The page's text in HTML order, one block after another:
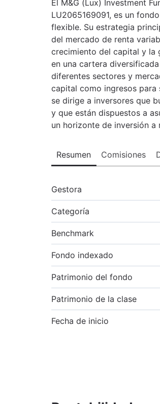
El M&G (Lux) Investment
LU2065169091, es un
flexible. Su estrategia
del mercado de renta
crecimiento del capital y la
en una cartera
diferentes sectores y
capital como ingresos para
se dirige a inversores que
y que están dispuestos a
un horizonte de inversión
Resumen Comisiones
Gestora
Categoría
Benchmark
Fondo indexado
Patrimonio del fondo
Patrimonio de la clase
Fecha de inicio